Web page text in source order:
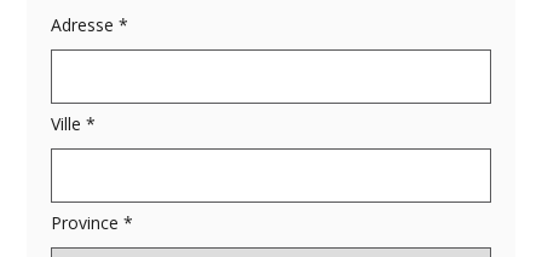
Adresse *
Ville *
Province *